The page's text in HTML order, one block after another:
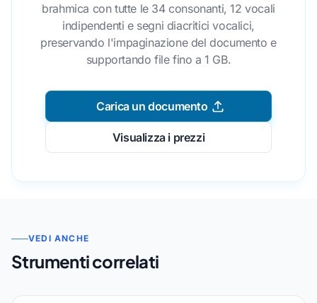
brahmica con tutte le 34 consonanti, 12 vocali
indipendenti e segni diacritici vocalici,
preservando l'impaginazione del documento e
supportando file fino a 1 GB.
Carica un documento
Visualizza i prezzi
VEDI ANCHE
Strumenti correlati